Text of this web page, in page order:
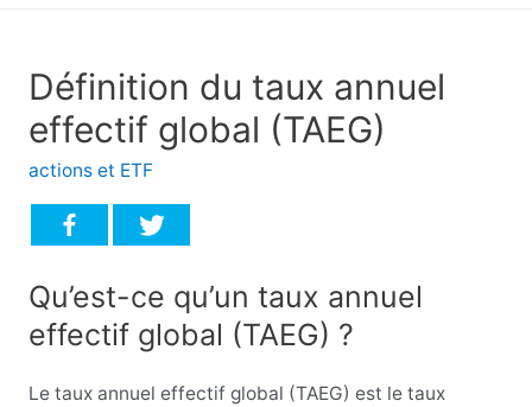
Définition du taux annuel
effectif global (TAEG)
actions et ETF
Qu’est-ce qu’un taux annuel
effectif global (TAEG) ?
Le taux annuel effectif global (TAEG) est le taux